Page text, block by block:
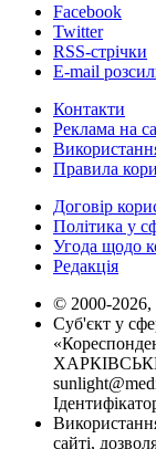
Facebook
Twitter
RSS-стрічки
E-mail
Контакти
Реклама на
Правила
Договір
Політика у
Угода щодо
Редакція
© 2000-2026,
Суб'єкт у
сайті,